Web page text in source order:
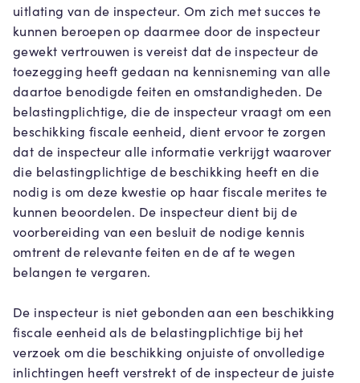
uitlating van de inspecteur. Om zich met succes te
kunnen beroepen op daarmee door de inspecteur
gewekt vertrouwen is vereist dat de inspecteur de
toezegging heeft gedaan na kennisneming van alle
daartoe benodigde feiten en omstandigheden. De
belastingplichtige, die de inspecteur vraagt om een
beschikking fiscale eenheid, dient ervoor te zorgen
dat de inspecteur alle informatie verkrijgt waarover
die belastingplichtige de beschikking heeft en die
nodig is om deze kwestie op haar fiscale merites te
kunnen beoordelen. De inspecteur dient bij de
voorbereiding van een besluit de nodige kennis
omtrent de relevante feiten en de af te wegen
belangen te vergaren.
De inspecteur is niet gebonden aan een beschikking
fiscale eenheid als de belastingplichtige bij het
verzoek om die beschikking onjuiste of onvolledige
inlichtingen heeft verstrekt of de inspecteur de juiste